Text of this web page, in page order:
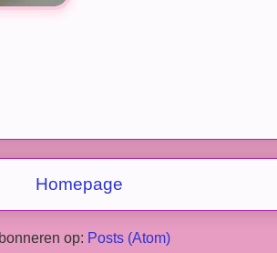
Homepage
op: Posts (Atom)